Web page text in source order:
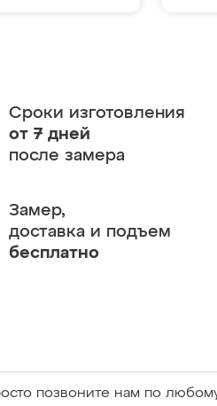
Сроки изготовления
от 7 дней
после замера
Замер,
доставка и подъем
бесплатно
позвоните нам по